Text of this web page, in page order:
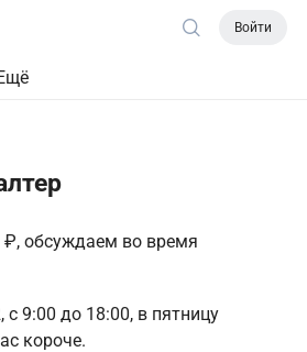
Войти
₽, обсуждаем во время
с 9:00 до 18:00, в пятницу
короче.